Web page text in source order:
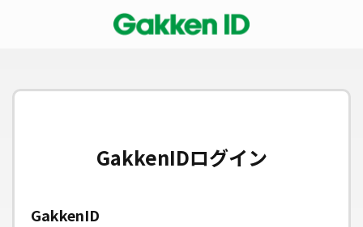
GakkenIDログイン
GakkenID